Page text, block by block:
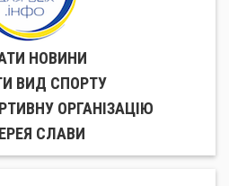
НОВИНИ
ВИД СПОРТУ
ОРГАНIЗАЦIЮ
СЛАВИ